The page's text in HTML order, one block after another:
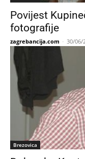
Povijest
fotografije
zagrebancija.com - 30/06/
Brezovica